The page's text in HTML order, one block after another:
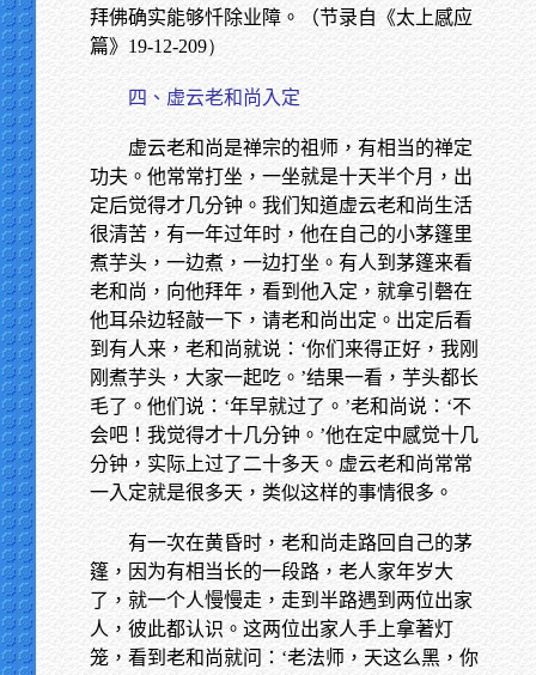
拜佛确实能够忏除业障。（节录自《太上感应
篇》 19-12-209）
四、虚云老和尚入定
虚云老和尚是禅宗的祖师，有相当的禅定
功夫。他常常打坐，一坐就是十天半个月，出
定后觉得才几分钟。我们知道虚云老和尚生活
很清苦，有一年过年时，他在自己的小茅篷里
煮芋头，一边煮，一边打坐。有人到茅篷来看
老和尚，向他拜年，看到他入定，就拿引磬在
他耳朵边轻敲一下，请老和尚出定。出定后看
到有人来，老和尚就说：‘你们来得正好，我刚
刚煮芋头，大家一起吃。’结果一看，芋头都长
毛了。他们说：‘年早就过了。’老和尚说：‘不
会吧！我觉得才十几分钟。’他在定中感觉十几
分钟，实际上过了二十多天。虚云老和尚常常
一入定就是很多天，类似这样的事情很多。
有一次在黄昏时，老和尚走路回自己的茅
篷，因为有相当长的一段路，老人家年岁大
了，就一个人慢慢走，走到半路遇到两位出家
人，彼此都认识。这两位出家人手上拿著灯
笼，看到老和尚就问：‘老法师，天这么黑，你